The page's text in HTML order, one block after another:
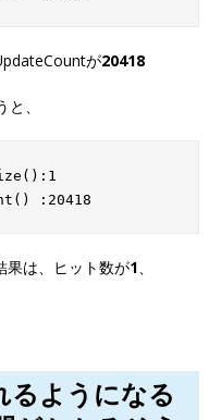
が20418
、
果は、ヒット数が1、
るようになる